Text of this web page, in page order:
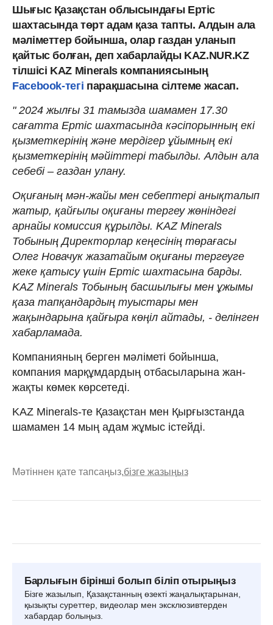
Шығыс Қазақстан облысындағы Ертіс
шахтасында төрт адам қаза тапты. Алдын ала
мәліметтер бойынша, олар газдан уланып
қайтыс болған, деп хабарлайды KAZ.NUR.KZ
тілшісі KAZ Minerals компаниясының
Facebook-тегі парақшасына сілтеме жасап.
" 2024 жылғы 31 тамызда шамамен 17.30
сағатта Ертіс шахтасында кәсіпорынның екі
қызметкерінің және мердігер ұйымның екі
қызметкерінің мәйіттері табылды. Алдын ала
себебі – газдан улану.
Оқиғаның мән-жайы мен себептері анықталып
жатыр, қайғылы оқиғаны тергеу жөніндегі
арнайы комиссия құрылды. KAZ Minerals
Тобының Директорлар кеңесінің төрағасы
Олег Новачук жазатайым оқиғаны тергеуге
жеке қатысу үшін Ертіс шахтасына барды.
KAZ Minerals Тобының басшылығы мен ұжымы
қаза тапқандардың туыстары мен
жақындарына қайғыра көңіл айтады, - делінген
хабарламада.
Компанияның берген мәліметі бойынша,
компания марқұмдардың отбасыларына жан-
жақты көмек көрсетеді.
KAZ Minerals-те Қазақстан мен Қырғызстанда
шамамен 14 мың адам жұмыс істейді.
Мәтіннен қате тапсаңыз,бізге жазыңыз
Барлығын бірінші болып біліп отырыңыз
Бізге жазылып, Қазақстанның өзекті жаңалықтарынан,
қызықты суреттер, видеолар мен эксклюзивтерден
хабардар болыңыз.